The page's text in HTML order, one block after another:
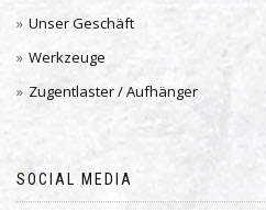
Unser Geschäft
Werkzeuge
Zugentlaster / Aufhänger
SOCIAL MEDIA